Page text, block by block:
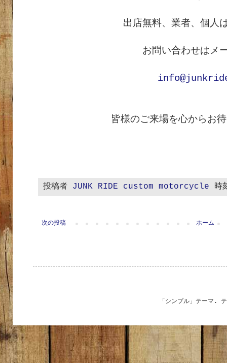
出店無料、業者、個人
お問い合わせはメ
皆様のご来場を心からお
投稿者 JUNK RIDE custom motorcycle
次の投稿 ホーム
「シンプル」テーマ.